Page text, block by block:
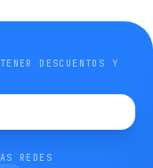
DESCUENTOS Y
REDES